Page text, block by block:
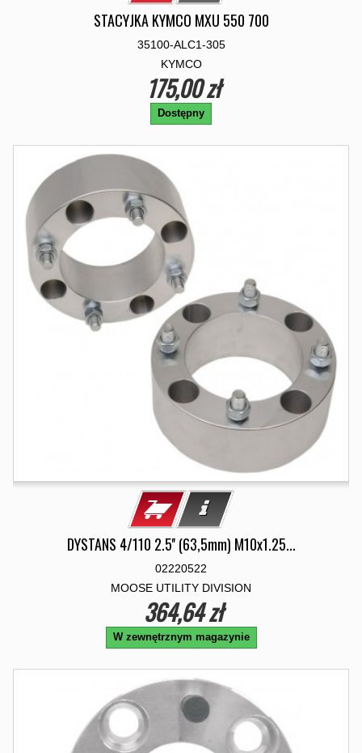
STACYJKA KYMCO MXU 550 700
35100-ALC1-305
KYMCO
175,00 zł
Dostępny
DYSTANS 4/110 2.5'' (63,5mm) M10x1.25...
02220522
MOOSE UTILITY DIVISION
364,64 zł
W zewnętrznym magazynie